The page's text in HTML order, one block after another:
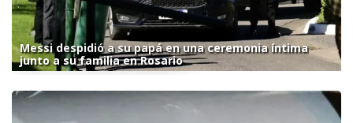
Messi despidió a su papá en una ceremonia íntima
junto a su familia en Rosario